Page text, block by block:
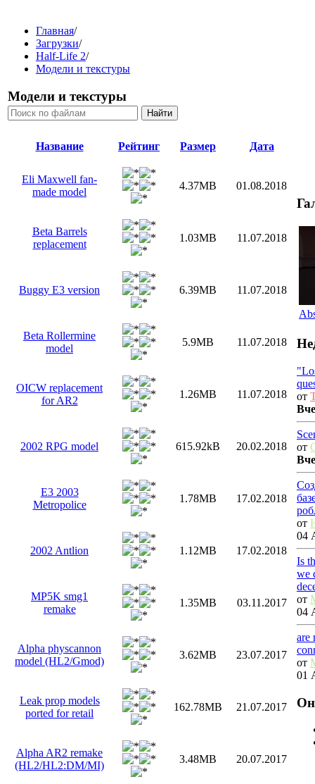
Главная/
Загрузки/
Half-Life 2/
Модели и текстуры
Модели и текстуры
Название Рейтинг Размер Дата
Eli Maxwell fan-
made model
4.37MB 01.08.2018
Beta Barrels
replacement
1.03MB 11.07.2018
Buggy E3 version 6.39MB 11.07.2018
Beta Rollermine
model
5.9MB 11.07.2018
OICW replacement
for AR2
1.26MB 11.07.2018
2002 RPG model 615.92kB 20.02.2018
E3 2003
Metropolice
1.78MB 17.02.2018
2002 Antlion 1.12MB 17.02.2018
MP5K smg1
remake
1.35MB 03.11.2017
Alpha physcannon
model (HL2/Gmod)
3.62MB 23.07.2017
Leak prop models
ported for retail
162.78MB 21.07.2017
Alpha AR2 remake
(HL2/HL2:DM/MI)
3.48MB 20.07.2017
от
от
от
04
Is
we
от
04
are
от
01